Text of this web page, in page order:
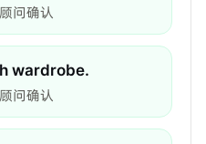
问确认
wardrobe.
问确认